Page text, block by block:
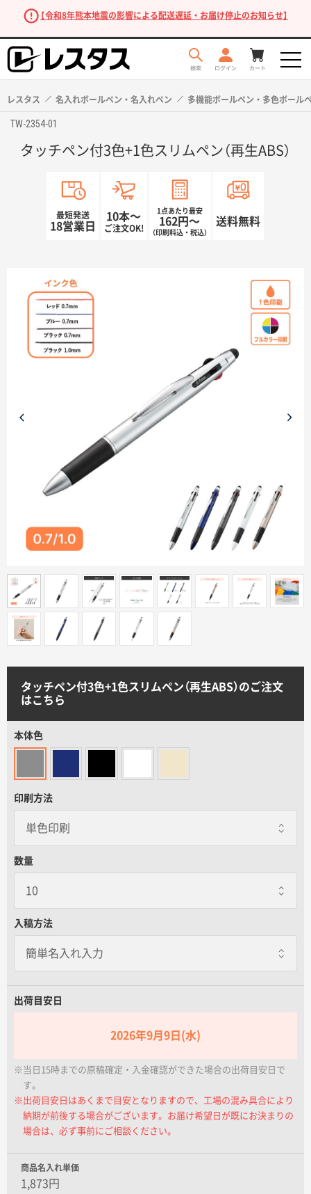
【令和8年熊本地震の影響による配送遅延・お届け停止のお知らせ】
ターゲットから探す
目的・シーンから探す
イベントから探す
印刷色から探す
サイトメニュー
ご注文の流れ
データ入稿ガイド
再注文について
よくあるご質問
レスタス 名入れボールペン・名入れペン 多機能ボールペン・多色ボール
TW-2354-01
タッチペン付3色+1色スリムペン（再生ABS）
最短発送
18営業日
10本〜
ご注文OK!
1点あたり最安
162円〜
（印刷料込・税込）
送料無料
タッチペン付3色+1色スリムペン（再生ABS）のご注文
はこちら
本体色
印刷方法
数量
入稿方法
出荷目安日
2026年9月9日(水)
※当日15時までの原稿確定・入金確認ができた場合の出荷目安日で
す。
※出荷目安日はあくまで目安となりますので、工場の混み具合により
納期が前後する場合がございます。お届け希望日が既にお決まりの
場合は、必ず事前にご相談ください。
商品名入れ単価
1,873円